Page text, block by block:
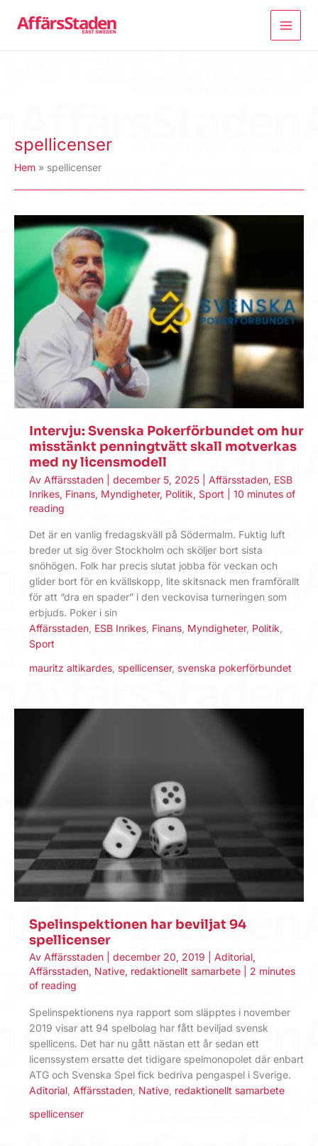
spellicenser
Hem spellicenser
Intervju: Svenska Pokerförbundet om hur
misstänkt penningtvätt skall motverkas
med ny licensmodell
Av Affärsstaden december 5, 2025 Affärsstaden, ESB
Inrikes, Finans, Myndigheter, Politik, Sport
10 minutes of
reading
Det är en vanlig fredagskväll på Södermalm. Fuktig luft
breder ut sig över Stockholm och sköljer bort sista
snöhögen. Folk har precis slutat jobba för veckan och
glider bort för en kvällskopp, lite skitsnack men framförallt
för att “dra en spader” i den veckovisa turneringen som
erbjuds. Poker i sin
Affärsstaden ESB Inrikes Finans Myndigheter, Politik
Sport
mauritz altikardes spellicenser, svenska pokerförbundet
Spelinspektionen har beviljat 94
spellicenser
Av Affärsstaden december 20, 2019 Aditorial,
Affärsstaden, Native, redaktionellt samarbete
2 minutes
of reading
Spelinspektionens nya rapport som släpptes i november
2019 visar att 94 spelbolag har fått beviljad svensk
spellicens. Det har nu gått nästan ett år sedan ett
licenssystem ersatte det tidigare spelmonopolet där enbart
ATG och Svenska Spel fick bedriva pengaspel i Sverige.
Aditorial Affärsstaden Native redaktionellt samarbete
spellicenser